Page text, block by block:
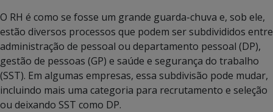
O RH é como se fosse um grande guarda-chuva e, sob ele,
estão diversos processos que podem ser subdivididos entre
administração de pessoal ou departamento pessoal (DP),
gestão de pessoas (GP) e saúde e segurança do trabalho
(SST). Em algumas empresas, essa subdivisão pode mudar,
incluindo mais uma categoria para recrutamento e seleção
ou deixando SST como DP.